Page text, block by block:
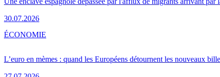
30.07.2026
L’euro en mèmes : quand les Européens détournent les nouveaux
ÉCONOMIE